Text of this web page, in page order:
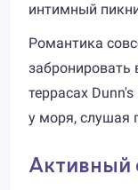
интимный
Романтика
забронировать
террасах
у моря, слушая
Активный